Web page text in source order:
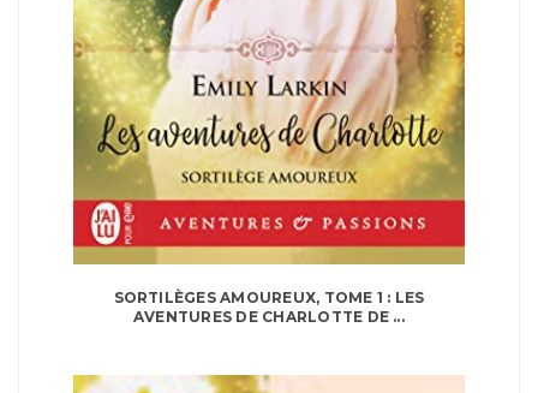
SORTILÈGES AMOUREUX, TOME 1 : LES
AVENTURES DE CHARLOTTE DE ...